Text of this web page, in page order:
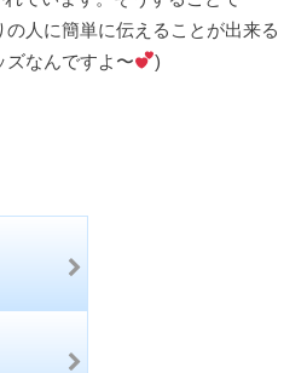
人に簡単に伝えることが出来る
ズなんですよ〜
)